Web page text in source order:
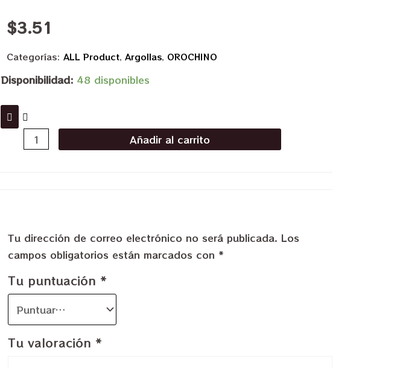
$3.51
Categorías: ALL Product, Argollas, OROCHINO
Disponibilidad: 48 disponibles
Añadir al carrito
Tu dirección de correo electrónico no será publicada. Los
campos obligatorios están marcados con *
Tu puntuación *
Tu valoración *